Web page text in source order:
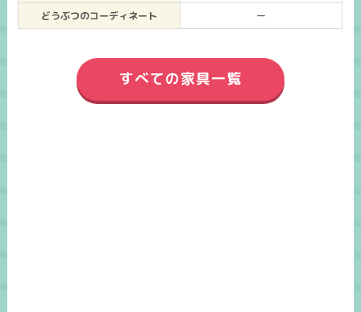
どうぶつのコーディネート ー
すべての家具一覧